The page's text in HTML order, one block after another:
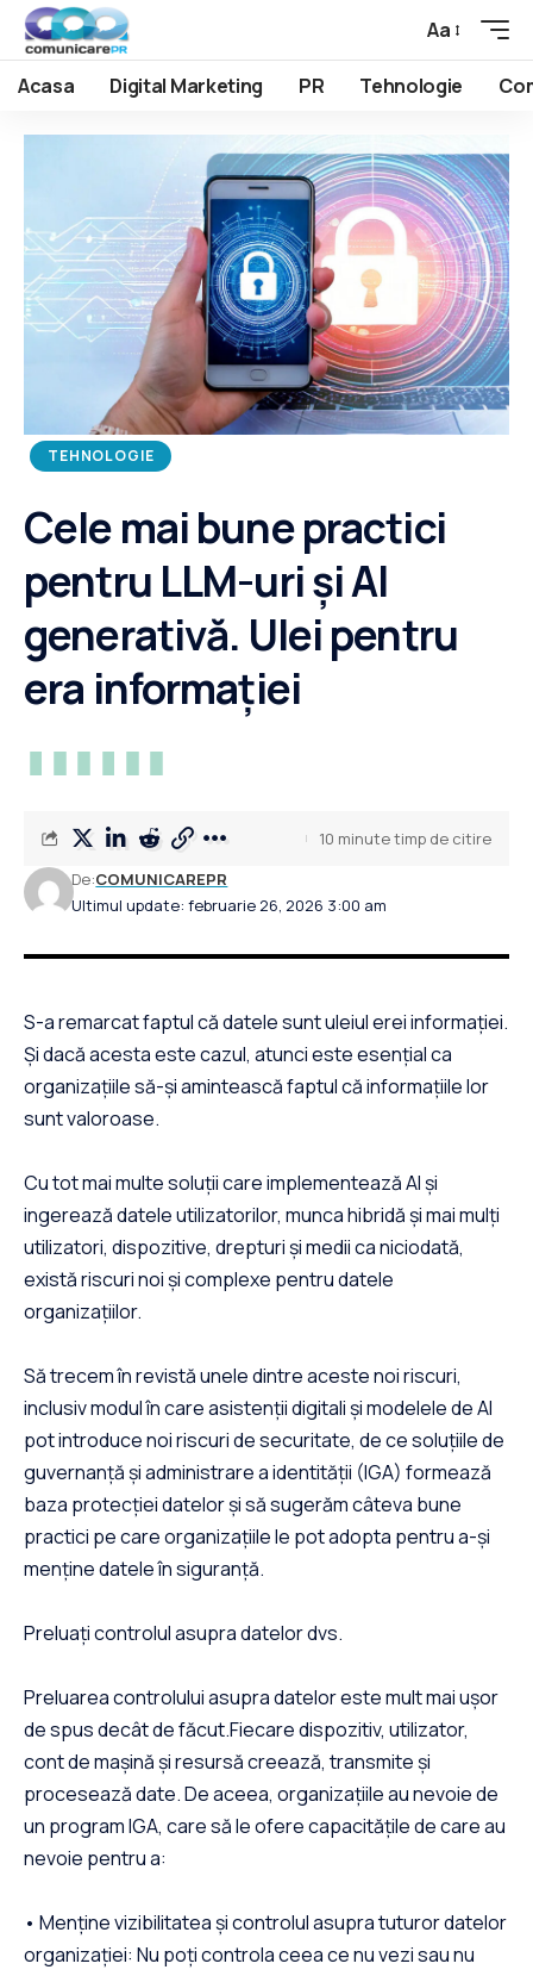
Aa
Acasa Digital Marketing PR Tehnologie
TEHNOLOGIE
Cele mai bune practici
pentru LLM-uri și AI
generativă. Ulei pentru
era informației
Ultimul update: februarie 26, 2026 3:00 am
De:COMUNICAREPR
10 minute timp de citire
S-a remarcat faptul că datele sunt uleiul erei informației.
Și dacă acesta este cazul, atunci este esențial ca
organizațiile să-și amintească faptul că informațiile lor
sunt valoroase.
Cu tot mai multe soluții care implementează AI și
ingerează datele utilizatorilor, munca hibridă și mai mulți
utilizatori, dispozitive, drepturi și medii ca niciodată,
există riscuri noi și complexe pentru datele
organizațiilor.
Să trecem în revistă unele dintre aceste noi riscuri,
inclusiv modul în care asistenții digitali și modelele de AI
pot introduce noi riscuri de securitate, de ce soluțiile de
guvernanță și administrare a identității (IGA) formează
baza protecției datelor și să sugerăm câteva bune
practici pe care organizațiile le pot adopta pentru a-și
menține datele în siguranță.
Preluați controlul asupra datelor dvs.
Preluarea controlului asupra datelor este mult mai ușor
de spus decât de făcut.Fiecare dispozitiv, utilizator,
cont de mașină și resursă creează, transmite și
procesează date. De aceea, organizațiile au nevoie de
un program IGA, care să le ofere capacitățile de care au
nevoie pentru a:
• Menține vizibilitatea și controlul asupra tuturor datelor
organizației: Nu poți controla ceea ce nu vezi sau nu